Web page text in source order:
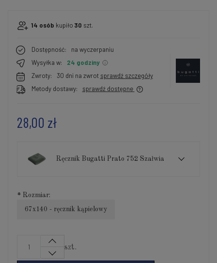
14 osób kupiło 30 szt.
Dostępność:
na wyczerpaniu
Wysyłka w:
24 godziny
Zwroty:
30 dni na zwrot sprawdź szczegóły
Metody dostawy:
sprawdź dostępne
28,00 zł
Ręcznik Bugatti Prato 752 Szałwia
* Rozmiar:
67x140 - ręcznik kąpielowy
szt.